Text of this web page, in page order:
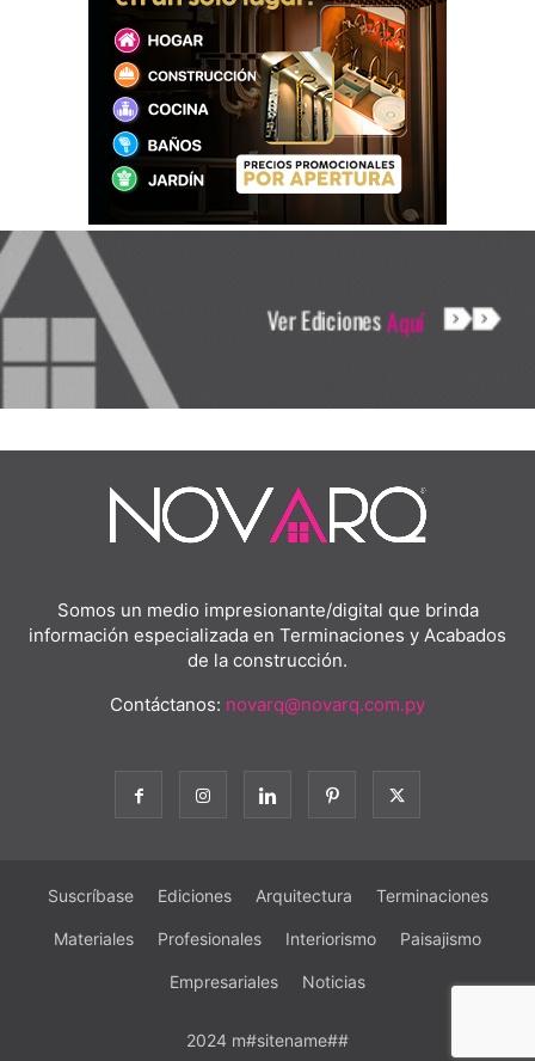
Somos un medio impresionante/digital que brinda
información especializada en Terminaciones y Acabados
de la construcción.
Contáctanos: novarq@novarq.com.py
Suscríbase Ediciones Arquitectura Terminaciones
Materiales Profesionales Interiorismo Paisajismo
Empresariales Noticias
2024 m#sitename##